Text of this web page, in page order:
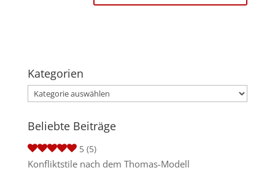
Kategorien
Kategorien
Beliebte Beiträge
5 (5)
Konfliktstile nach dem Thomas-Modell